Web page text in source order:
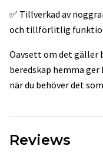
✅ Tillverkad av
och tillförlitlig
Oavsett om det gäller
beredskap hemma
när du behöver det
Reviews